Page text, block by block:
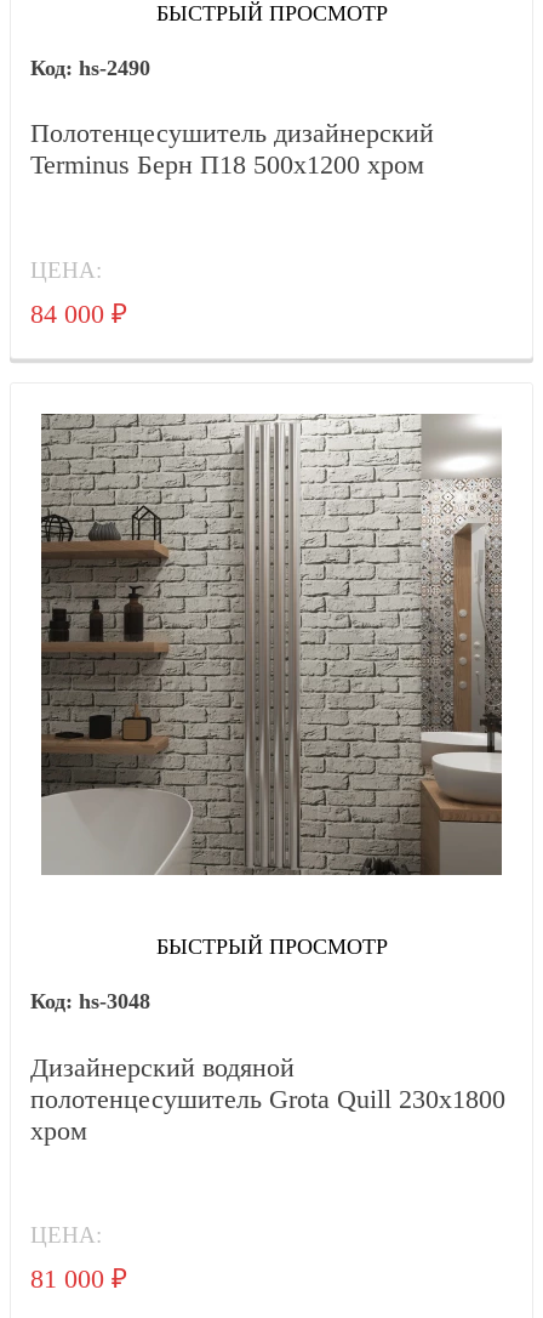
БЫСТРЫЙ ПРОСМОТР
hs-2490
Полотенцесушитель дизайнерский
Terminus Берн П18 500х1200 хром
ЦЕНА:
84 000 ₽
БЫСТРЫЙ ПРОСМОТР
hs-3048
Дизайнерский водяной
полотенцесушитель Grota Quill 230x1800
хром
ЦЕНА:
81 000 ₽